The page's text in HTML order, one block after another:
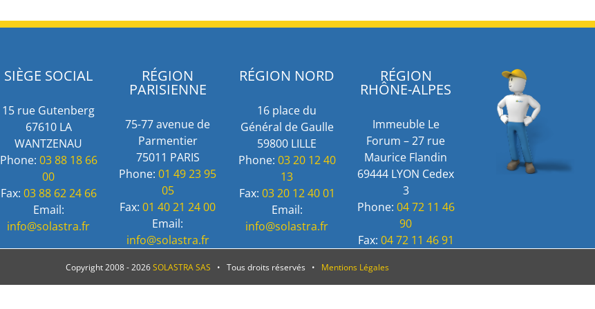
SIÈGE SOCIAL
15 rue Gutenberg
67610 LA
WANTZENAU
Phone: 03 88 18 66
00
Fax: 03 88 62 24 66
Email:
info@solastra.fr
RÉGION
PARISIENNE
75-77 avenue de
Parmentier
75011 PARIS
Phone:01 49 23 95
05
Fax:01 40 21 24 00
Email:
info@solastra.fr
RÉGION NORD
16 place du
Général de Gaulle
59800 LILLE
Phone: 03 20 12 40
13
Fax: 03 20 12 40 01
Email:
info@solastra.fr
RÉGION
RHÔNE-ALPES
Immeuble Le
Forum – 27 rue
Maurice Flandin
69444 LYON Cedex
3
Phone: 04 72 11 46
90
Fax: 04 72 11 46 91
Copyright 2008 -2026SOLASTRA SAS • Tous droits réservés • Mentions Légales